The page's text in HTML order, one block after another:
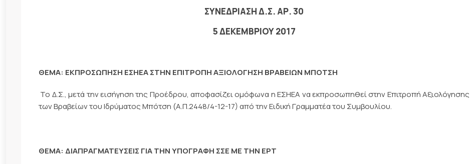
ΣΥΝΕΔΡΙΑΣΗ Δ.Σ. ΑΡ. 30
5 ΔΕΚΕΜΒΡΙΟΥ 2017
ΘΕΜΑ: ΕΚΠΡΟΣΩΠΗΣΗ ΕΣΗΕΑ ΣΤΗΝ ΕΠΙΤΡΟΠΗ ΑΞΙΟΛΟΓΗΣΗ ΒΡΑΒΕΙΩΝ ΜΠΟΤΣΗ
Το Δ.Σ., μετά την εισήγηση της Προέδρου, αποφασίζει ομόφωνα η ΕΣΗΕΑ να εκπροσωπηθεί στην Επιτροπή Αξιολόγησης
των Βραβείων του Ιδρύματος Μπότση (A.Π.2448/4-12-17) από την Ειδική Γραμματέα του Συμβουλίου.
ΘΕΜΑ: ΔΙΑΠΡΑΓΜΑΤΕΥΣΕΙΣ ΓΙΑ ΤΗΝ ΥΠΟΓΡΑΦΗ ΣΣΕ ΜΕ ΤΗΝ ΕΡΤ